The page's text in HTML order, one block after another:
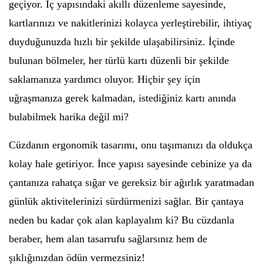
geçiyor. İç yapısındaki akıllı düzenleme sayesinde,
kartlarınızı ve nakitlerinizi kolayca yerleştirebilir, ihtiyaç
duyduğunuzda hızlı bir şekilde ulaşabilirsiniz. İçinde
bulunan bölmeler, her türlü kartı düzenli bir şekilde
saklamanıza yardımcı oluyor. Hiçbir şey için
uğraşmanıza gerek kalmadan, istediğiniz kartı anında
bulabilmek harika değil mi?
Cüzdanın ergonomik tasarımı, onu taşımanızı da oldukça
kolay hale getiriyor. İnce yapısı sayesinde cebinize ya da
çantanıza rahatça sığar ve gereksiz bir ağırlık yaratmadan
günlük aktivitelerinizi sürdürmenizi sağlar. Bir çantaya
neden bu kadar çok alan kaplayalım ki? Bu cüzdanla
beraber, hem alan tasarrufu sağlarsınız hem de
şıklığınızdan ödün vermezsiniz!